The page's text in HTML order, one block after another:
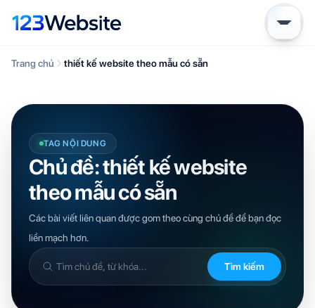
Trang chủ thiết kế website theo mẫu có sẵn
TAG NỘI DUNG
Chủ đề: thiết kế website
theo mẫu có sẵn
Các bài viết liên quan được gom theo cùng chủ đề để bạn đọc
liền mạch hơn.
Tìm
trong
Tìm kiếm